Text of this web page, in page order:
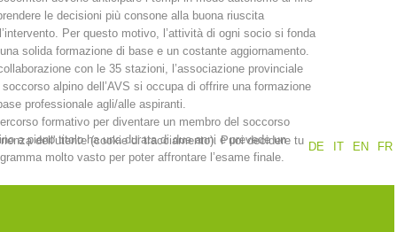
Rapporti annuali
Formazione
le decisioni più consone alla buona riuscita
Per questo motivo, l’attività di ogni socio si fonda
solida formazione di base e un costante aggiornamento.
con le 35 stazioni, l’associazione provinciale
soccorso alpino dell’AVS si occupa di offrire una formazione
professionale agli/alle aspiranti.
formativo per diventare un membro del soccorso
a pieno titolo ha una durata di due anni e prevede un
molto vasto per poter affrontare l’esame finale.
DE
IT EN FR
dell'utente (cookie di tracciamento). Puoi decidere tu